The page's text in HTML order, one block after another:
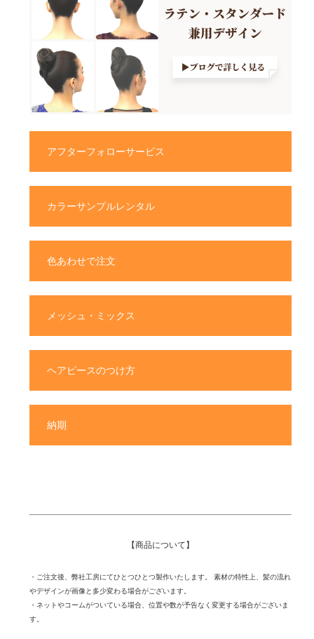
アフターフォローサービス
カラーサンプルレンタル
色あわせで注文
メッシュ・ミックス
ヘアピースのつけ方
納期
【商品について】
・ご注文後、弊社工房にてひとつひとつ製作いたします。 素材の特性上、髪の流れ
やデザインが画像と多少変わる場合がございます。
・ネットやコームがついている場合、位置や数が予告なく変更する場合がございま
す。